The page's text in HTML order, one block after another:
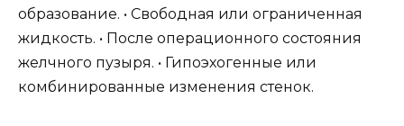
образование. • Свободная или ограниченная
жидкость. • После операционного состояния
желчного пузыря. • Гипоэхогенные или
комбинированные изменения стенок.